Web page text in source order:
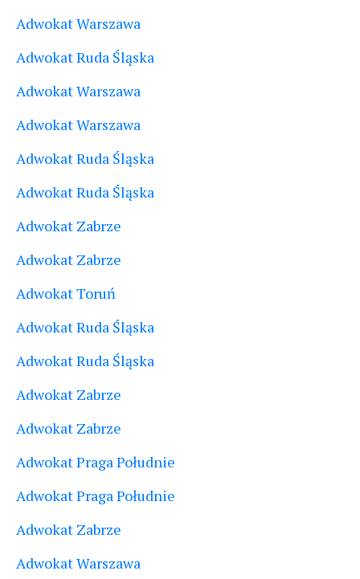
Adwokat Warszawa
Adwokat Ruda Śląska
Adwokat Warszawa
Adwokat Warszawa
Adwokat Ruda Śląska
Adwokat Ruda Śląska
Adwokat Zabrze
Adwokat Zabrze
Adwokat Toruń
Adwokat Ruda Śląska
Adwokat Ruda Śląska
Adwokat Zabrze
Adwokat Zabrze
Adwokat Praga Południe
Adwokat Praga Południe
Adwokat Zabrze
Adwokat Warszawa